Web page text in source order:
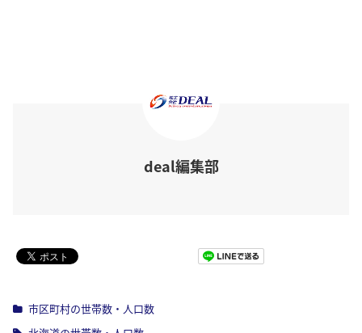
deal編集部
市区町村の世帯数・人口数